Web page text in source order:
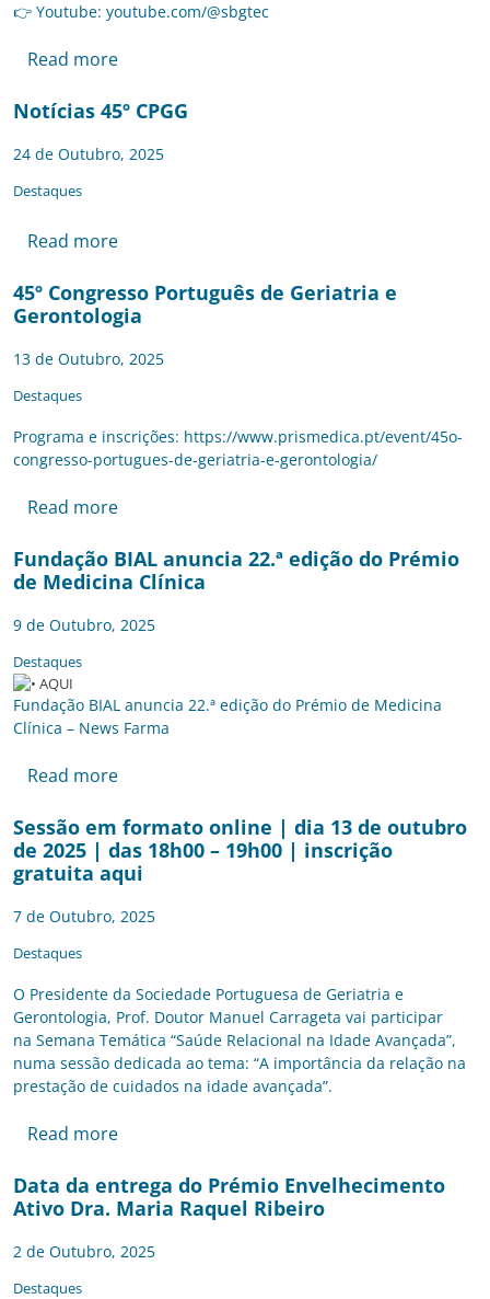
👉 Youtube: youtube.com/@sbgtec
Read more
Notícias 45º CPGG
24 de Outubro, 2025
Destaques
Read more
45º Congresso Português de Geriatria e
Gerontologia
13 de Outubro, 2025
Destaques
Programa e inscrições: https://www.prismedica.pt/event/45o-
congresso-portugues-de-geriatria-e-gerontologia/
Read more
Fundação BIAL anuncia 22.ª edição do Prémio
de Medicina Clínica
9 de Outubro, 2025
Destaques
Fundação BIAL anuncia 22.ª edição do Prémio de Medicina
Clínica – News Farma
Read more
Sessão em formato online | dia 13 de outubro
de 2025 | das 18h00 – 19h00 | inscrição
gratuita aqui
7 de Outubro, 2025
Destaques
O Presidente da Sociedade Portuguesa de Geriatria e
Gerontologia, Prof. Doutor Manuel Carrageta vai participar
na Semana Temática “Saúde Relacional na Idade Avançada”,
numa sessão dedicada ao tema: “A importância da relação na
prestação de cuidados na idade avançada”.
Read more
Data da entrega do Prémio Envelhecimento
Ativo Dra. Maria Raquel Ribeiro
2 de Outubro, 2025
Destaques